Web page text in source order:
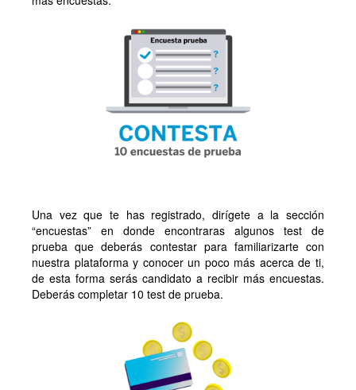
Una vez que te has registrado, dirígete a la sección
“encuestas” en donde encontraras algunos test de
prueba que deberás contestar para familiarizarte con
nuestra plataforma y conocer un poco más acerca de ti,
de esta forma serás candidato a recibir más encuestas.
Deberás completar 10 test de prueba.